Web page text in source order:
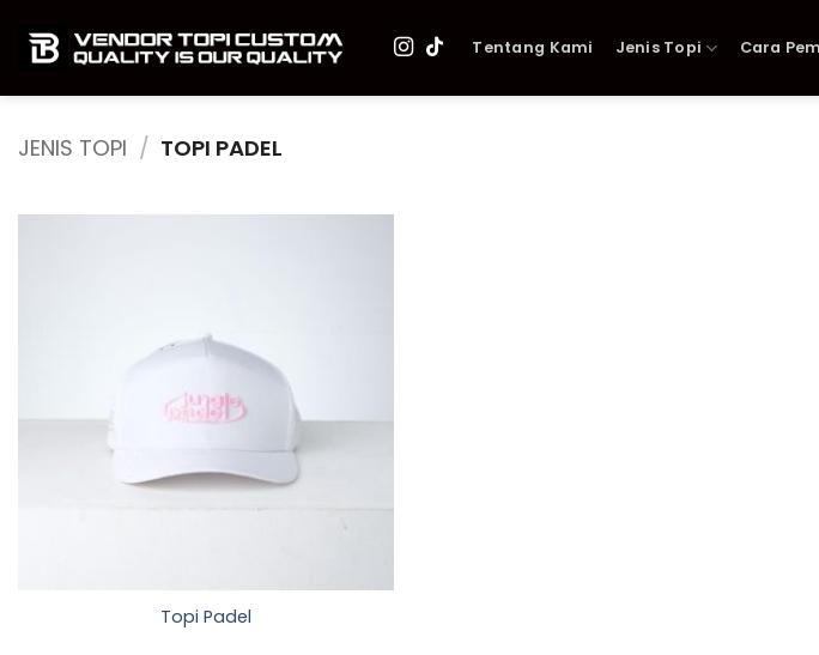
Tentang Kami Jenis Topi Cara
JENIS TOPI / TOPI PADEL
Topi Padel